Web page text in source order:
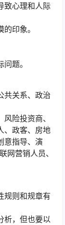
致心理和人际
印象。
题。
共关系、政治
险投资商、
、政客、房地
意指导、演
网营销人员、
规则和规章有
析，但也要以